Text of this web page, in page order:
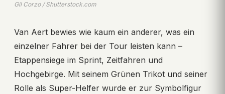
Gil Corzo / Shutterstock.com
Van Aert bewies wie kaum ein anderer, was ein
einzelner Fahrer bei der Tour leisten kann –
Etappensiege im Sprint, Zeitfahren und
Hochgebirge. Mit seinem Grünen Trikot und seiner
Rolle als Super-Helfer wurde er zur Symbolfigur